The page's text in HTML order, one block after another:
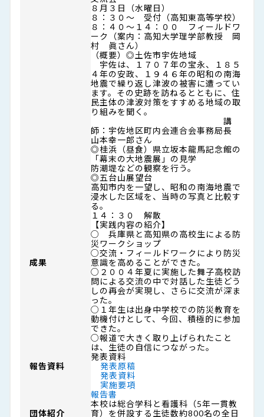
８月３日（水曜日）
８：３０～ 受付（高知東高等学校）
８：４０～１４：００ フィールドワ
ーク（案内：高知大学理学部教授 岡
村 眞さん）
（概要）◎土佐市宇佐地域
宇佐は、１７０７年の宝永、１８５
４年の安政、１９４６年の昭和の南海
地震で繰り返し津波の被害に遭ってい
ます。その史跡を訪ねるとともに、住
民主体の津波対策をすすめる地域の取
り組みを聞く。
講
師：宇佐地区町内会連合会事務局長
山本幸一郎さん
◎桂浜（昼食）県立坂本龍馬記念館の
「幕末の大地震展」の見学
防潮堤などの観察を行う。
◎五台山展望台
高知市内を一望し、昭和の南海地震で
浸水した区域を、当時の写真と比較す
る。
１４：３０ 解散
【実践内容の紹介】
○ 兵庫県と高知県の高校生による防
災ワークショップ
成果
○交流・フィールドワークにより防災
意識を高めることができた。
○２００４年夏に実施した舞子高校訪
問による交流の中で対話した生徒どう
しの再会が実現し、さらに交流が深ま
った。
○１年生は出身中学校での防災教育を
動機付けとして、今回、積極的に参加
できた。
○報道で大きく取り上げられたこと
は、生徒の自信につながった。
報告資料
発表資料
発表原稿
発表資料
実施要項
報告書
団体紹介
本校は総合学科と看護科（5年一貫教
育）を併設する生徒数約800名の全日